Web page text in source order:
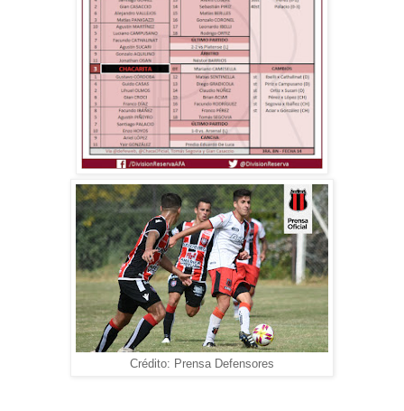
Crédito: Prensa Defensores